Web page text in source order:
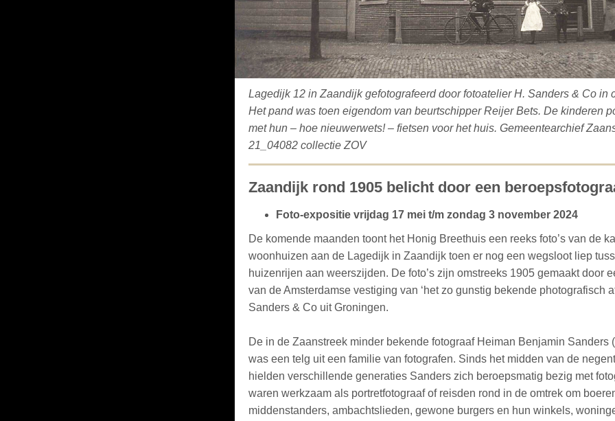
Lagedijk 12 in Zaandijk gefotografeerd door fotoatelier H. Sanders & Co in
Het pand was toen eigendom van beurtschipper Reijer Bets. De kinderen
met hun – hoe nieuwerwets! – fietsen voor het huis. Gemeentearchief
21_04082 collectie ZOV
Zaandijk rond 1905 belicht door een
Foto-expositie vrijdag 17 mei t/m zondag 3 november 2024
De komende maanden toont het Honig Breethuis een reeks foto’s van de
woonhuizen aan de Lagedijk in Zaandijk toen er nog een wegsloot liep
huizenrijen aan weerszijden. De foto’s zijn omstreeks 1905 gemaakt door
van de Amsterdamse vestiging van ‘het zo gunstig bekende photografisch
Sanders & Co uit Groningen.
De in de Zaanstreek minder bekende fotograaf Heiman Benjamin Sanders
was een telg uit een familie van fotografen. Sinds het midden van de
hielden verschillende generaties Sanders zich beroepsmatig bezig met
waren werkzaam als portretfotograaf of reisden rond in de omtrek om
middenstanders, ambachtslieden, gewone burgers en hun winkels,